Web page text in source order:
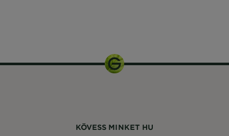
KÖVESS MINKET HU